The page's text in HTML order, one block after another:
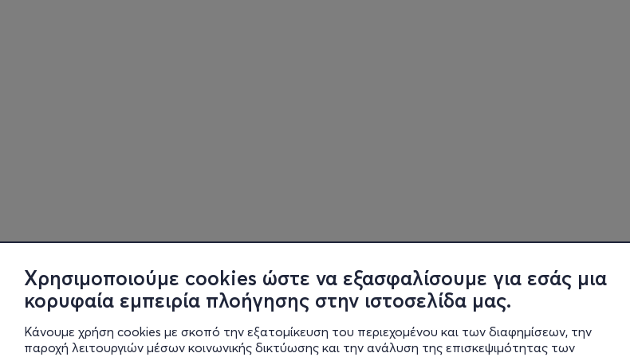
Χρησιμοποιούμε cookies ώστε να εξασφαλίσουμε για εσάς μια
κορυφαία εμπειρία πλοήγησης στην ιστοσελίδα μας.
Κάνουμε χρήση cookies με σκοπό την εξατομίκευση του περιεχομένου και των διαφημίσεων, την
παροχή λειτουργιών μέσων κοινωνικής δικτύωσης και την ανάλυση της επισκεψιμότητας των